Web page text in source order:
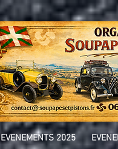
EVENEMENTS 2025